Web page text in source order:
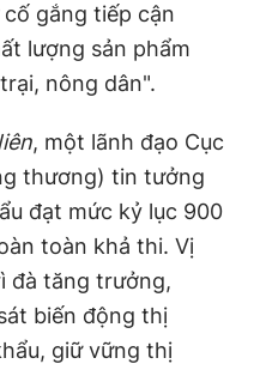
gắng tiếp cận
lượng sản phẩm
nông dân".
, một lãnh đạo Cục
thương) tin tưởng
đạt mức kỷ lục 900
toàn khả thi. Vị
đà tăng trưởng,
biến động thị
giữ vững thị